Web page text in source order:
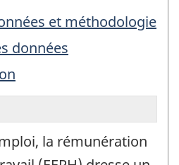
et méthodologie
données
la rémunération